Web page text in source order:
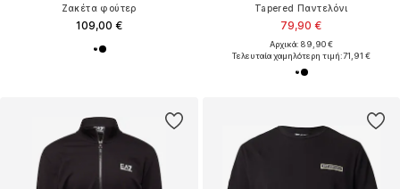
Ζακέτα φούτερ
109,00 €
Tapered Παντελόνι
79,90 €
Αρχικά: 89,90 €
Τελευταία χαμηλότερη τιμή:71,91 €